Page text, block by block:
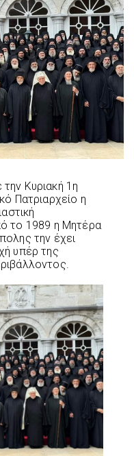
Κυριακή 1η
Πατριαρχείο η
το 1989 η Μητέρα
την έχει
υπέρ της